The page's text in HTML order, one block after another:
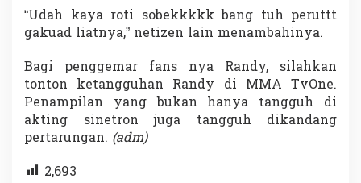
“Udah kaya roti sobekkkkk bang tuh peruttt
gakuad liatnya,” netizen lain menambahinya.
Bagi penggemar fans nya Randy, silahkan
tonton ketangguhan Randy di MMA TvOne.
Penampilan yang bukan hanya tangguh di
akting sinetron juga tangguh dikandang
pertarungan. (adm)
2,693